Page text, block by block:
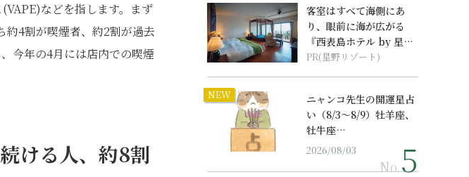
などを指します。まず
約4割が喫煙者、約2割が過去
今年の4月には店内での喫煙
ける人、約8割
客室はすべて海側にあ
り、眼前に海が広がる
『西表島ホテル by 星野
リゾート』
PR(星野リゾート)
NEW
ニャンコ先生の開運星占
い（8/3～8/9）牡羊座、
牡牛座…
2026/08/03
No.